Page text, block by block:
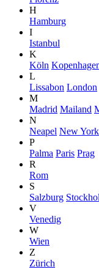
H
Hamburg
I
Istanbul
K
Köln
L
Lissabon London
M
Madrid Mailand
N
Neapel New York
P
Palma Paris Prag
R
Rom
S
Salzburg
V
Venedig
W
Wien
Z
Zürich